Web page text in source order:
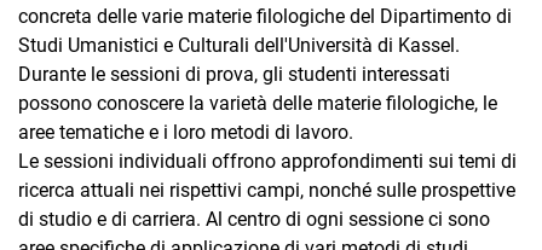
concreta delle varie materie filologiche del Dipartimento di
Studi Umanistici e Culturali dell'Università di Kassel.
Durante le sessioni di prova, gli studenti interessati
possono conoscere la varietà delle materie filologiche, le
aree tematiche e i loro metodi di lavoro.
Le sessioni individuali offrono approfondimenti sui temi di
ricerca attuali nei rispettivi campi, nonché sulle prospettive
di studio e di carriera. Al centro di ogni sessione ci sono